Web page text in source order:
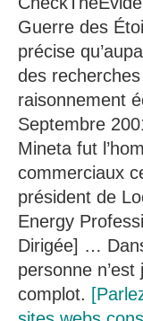
Guerre des
précise
des
raisonnement
Septembre
Mineta fut
commerciaux
président de
Energy
Dirigée] …
personne
complot.